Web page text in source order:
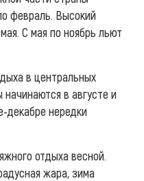
февраль. Высокий
С мая по ноябрь льют
в центральных
в августе и
декабре нередки
отдыха весной.
жара, зима